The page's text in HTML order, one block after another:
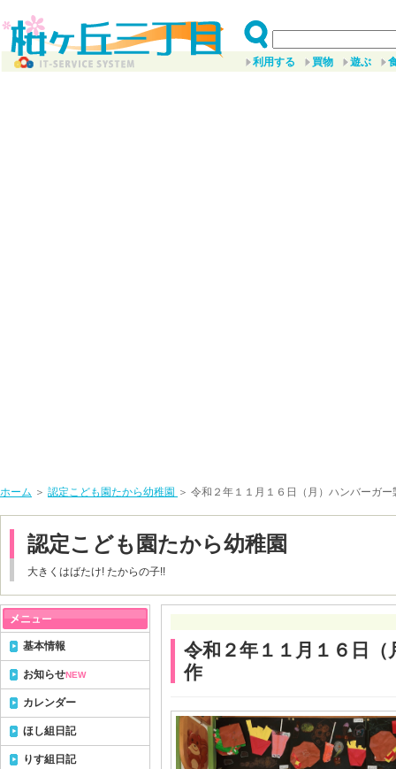
利用する 買物 遊ぶ
ホーム ＞ 認定こども園たから幼稚園 ＞ 令和２年１１月１６日（月）ハンバーガー
認定こども園たから幼稚園
大きくはばたけ! たからの子!!
令和２年１１月１６日
作
基本情報
お知らせNEW
カレンダー
ほし組日記
りす組日記